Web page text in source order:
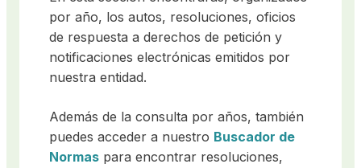
por año, los autos, resoluciones, oficios
de respuesta a derechos de petición y
notificaciones electrónicas emitidos por
nuestra entidad.
Además de la consulta por años, también
puedes acceder a nuestro Buscador de
Normas para encontrar resoluciones,